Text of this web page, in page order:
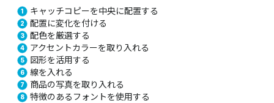
キャッチコピーを中央に配置する
配置に変化を付ける
配色を厳選する
アクセントカラーを取り入れる
図形を活用する
線を入れる
商品の写真を取り入れる
特徴のあるフォントを使用する